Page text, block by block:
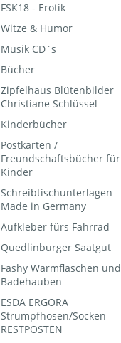
FSK18 - Erotik
Witze & Humor
Musik CD`s
Bücher
Zipfelhaus Blütenbilder
Christiane Schlüssel
Kinderbücher
Postkarten /
Freundschaftsbücher für
Kinder
Schreibtischunterlagen
Made in Germany
Aufkleber fürs Fahrrad
Quedlinburger Saatgut
Fashy Wärmflaschen und
Badehauben
ESDA ERGORA
Strumpfhosen/Socken
RESTPOSTEN